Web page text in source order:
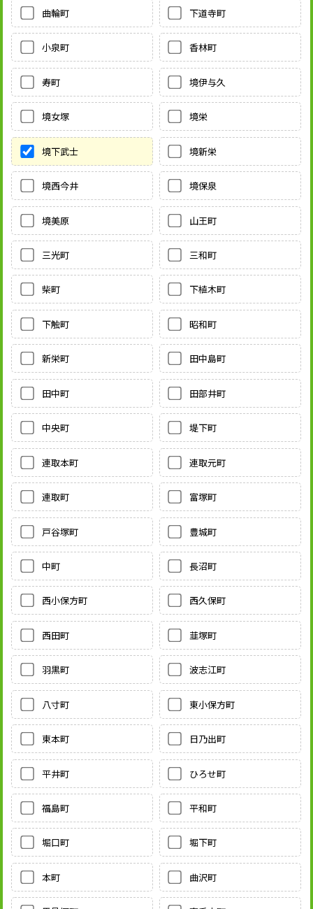
曲輪町 下道寺町
小泉町 香林町
寿町 境伊与久
境女塚 境栄
境下武士 境新栄
境西今井 境保泉
境美原 山王町
三光町 三和町
柴町 下植木町
下触町 昭和町
新栄町 田中島町
田中町 田部井町
中央町 堤下町
連取本町 連取元町
連取町 富塚町
戸谷塚町 豊城町
中町 長沼町
西小保方町 西久保町
西田町 韮塚町
羽黒町 波志江町
八寸町 東小保方町
東本町 日乃出町
平井町 ひろせ町
福島町 平和町
堀口町 堀下町
本町 曲沢町